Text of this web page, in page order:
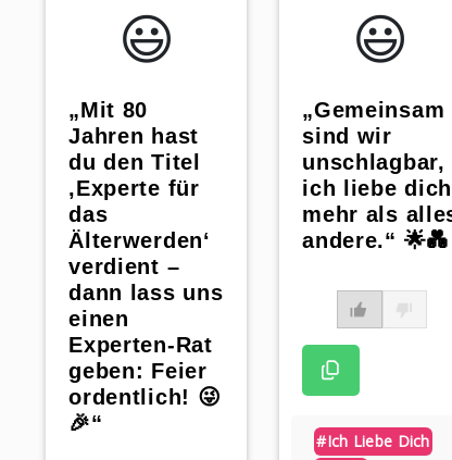
😃️
„Mit 80
Jahren hast
du den Titel
‚Experte für
das
Älterwerden‘
verdient –
dann lass uns
einen
Experten-Rat
geben: Feier
ordentlich! 😜
🎉“
😃️
„Gemeinsam
sind wir
unschlagbar,
ich liebe dich
mehr als
andere.“ 🌟💑
#ich Liebe Dich